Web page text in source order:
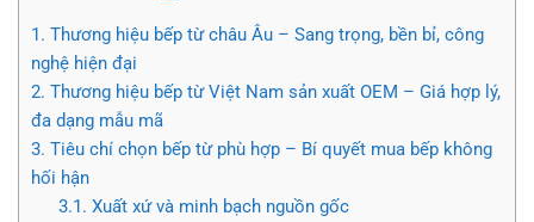
1. Thương hiệu bếp từ châu Âu – Sang trọng, bền bỉ, công
nghệ hiện đại
2. Thương hiệu bếp từ Việt Nam sản xuất OEM – Giá hợp lý,
đa dạng mẫu mã
3. Tiêu chí chọn bếp từ phù hợp – Bí quyết mua bếp không
hối hận
3.1. Xuất xứ và minh bạch nguồn gốc